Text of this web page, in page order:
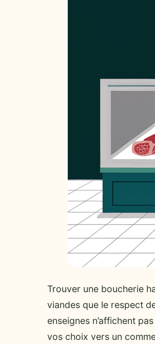
Trouver une boucherie
viandes que le respect
enseignes n’affichent
vos choix vers un